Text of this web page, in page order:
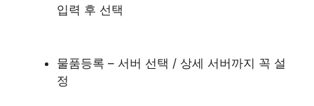
입력 후 선택
물품등록 – 서버 선택 / 상세 서버까지 꼭 설
정